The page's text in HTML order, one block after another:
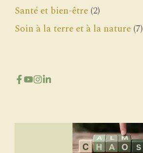
Santé et bien-être (2)
Soin à la terre et à la nature (7)